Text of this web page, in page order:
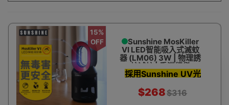
15%
OFF
Sunshine MosKiller
VI LED智能吸入式滅蚊
器 (LM06) 3W | 物理誘
蚊滅蚊 | 香港行貨
採用Sunshine UV光
$268$316